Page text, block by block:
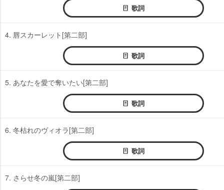
歌詞
4. 唇スカーレット[第二部]
歌詞
5. あなたを愛で奪いたい[第二部]
歌詞
6. 冬枯れのヴィオラ[第二部]
歌詞
7. さらせ冬の嵐[第二部]